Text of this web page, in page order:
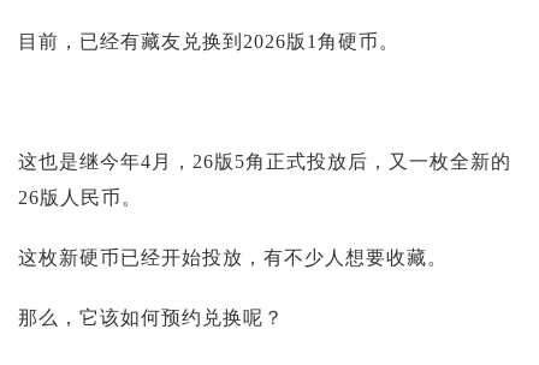
热点话题
新品预告
投资论坛
目前，已经有藏友兑换到2026版1角硬币。
这也是继今年4月，26版5角正式投放后，又一枚全新的
26版人民币。
这枚新硬币已经开始投放，有不少人想要收藏。
那么，它该如何预约兑换呢？